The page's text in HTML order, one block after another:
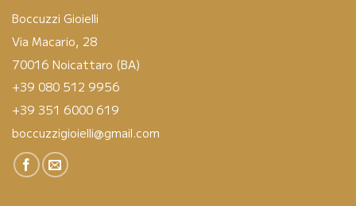
Boccuzzi Gioielli
Via Macario, 28
70016 Noicattaro (BA)
+39 080 512 9956
+39 351 6000 619
boccuzzigioielli@gmail.com